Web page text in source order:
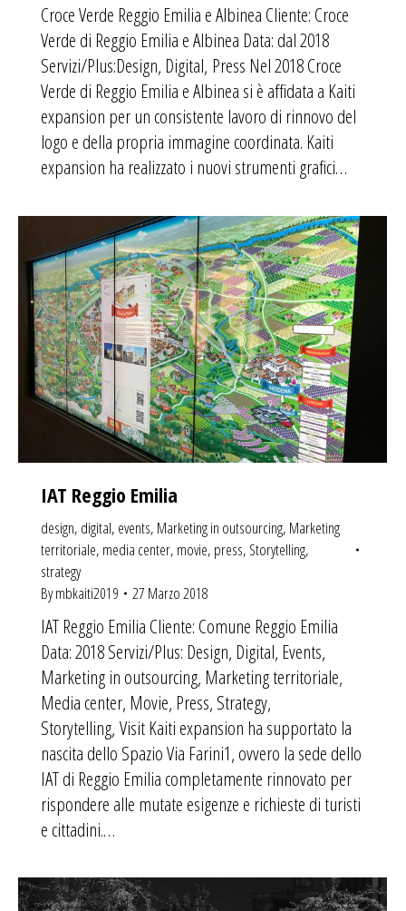
Croce Verde Reggio Emilia e Albinea Cliente: Croce
Verde di Reggio Emilia e Albinea Data: dal 2018
Servizi/Plus:Design, Digital, Press Nel 2018 Croce
Verde di Reggio Emilia e Albinea si è affidata a Kaiti
expansion per un consistente lavoro di rinnovo del
logo e della propria immagine coordinata. Kaiti
expansion ha realizzato i nuovi strumenti grafici…
IAT Reggio Emilia
design, digital, events, Marketing in outsourcing, Marketing
territoriale, media center, movie, press, Storytelling,
strategy
Bymbkaiti2019 27 Marzo 2018
IAT Reggio Emilia Cliente: Comune Reggio Emilia
Data: 2018 Servizi/Plus: Design, Digital, Events,
Marketing in outsourcing, Marketing territoriale,
Media center, Movie, Press, Strategy,
Storytelling, Visit Kaiti expansion ha supportato la
nascita dello Spazio Via Farini1, ovvero la sede dello
IAT di Reggio Emilia completamente rinnovato per
rispondere alle mutate esigenze e richieste di turisti
e cittadini.…